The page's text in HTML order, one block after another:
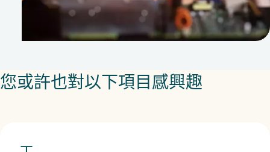
您或許也對以下項目感興趣